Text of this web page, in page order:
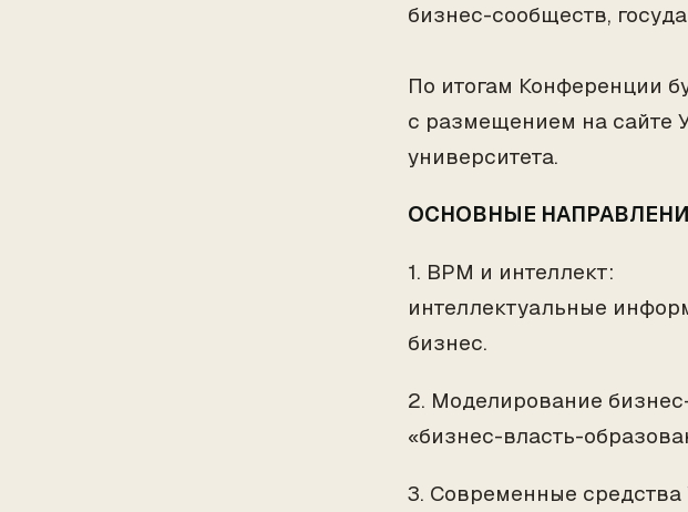
бизнес-сообществ,
По итогам Конференции
с размещением на сайте
университета.
ОСНОВНЫЕ
1. BPM и интеллект:
интеллектуальные
бизнес.
2. Моделирование
«бизнес-власть-
3. Современные